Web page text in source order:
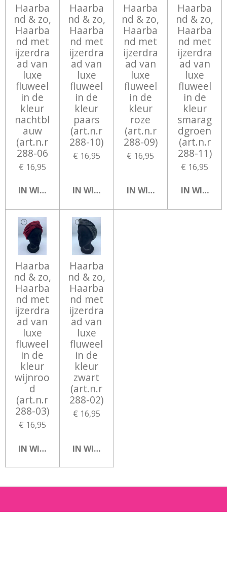
Haarba
nd & zo,
Haarba
nd met
ijzerdra
ad van
luxe
fluweel
in de
kleur
nachtbl
auw
(art.n.r
288-06
€ 16,95
IN WINKELWAGEN
Haarba
nd & zo,
Haarba
nd met
ijzerdra
ad van
luxe
fluweel
in de
kleur
paars
(art.n.r
288-10)
€ 16,95
IN WINKELWAGEN
Haarba
nd & zo,
Haarba
nd met
ijzerdra
ad van
luxe
fluweel
in de
kleur
roze
(art.n.r
288-09)
€ 16,95
IN WINKELWAGEN
Haarba
nd & zo,
Haarba
nd met
ijzerdra
ad van
luxe
fluweel
in de
kleur
smarag
dgroen
(art.n.r
288-11)
€ 16,95
IN
Haarba
nd & zo,
Haarba
nd met
ijzerdra
ad van
luxe
fluweel
in de
kleur
wijnroo
d
(art.n.r
288-03)
€ 16,95
IN WINKELWAGEN
Haarba
nd & zo,
Haarba
nd met
ijzerdra
ad van
luxe
fluweel
in de
kleur
zwart
(art.n.r
288-02)
€ 16,95
IN WINKELWAGEN